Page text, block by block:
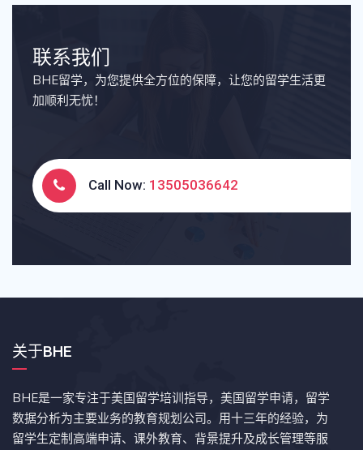
联系我们
BHE留学，为您提供全方位的保障，让您的留学生活更
加顺利无忧！
Call Now: 13505036642
关于BHE
BHE是一家专注于美国留学培训指导，美国留学申请，留学
数据分析为主要业务的教育规划公司。用十三年的经验，为
留学生定制高端申请、课外教育、背景提升及成长管理等服